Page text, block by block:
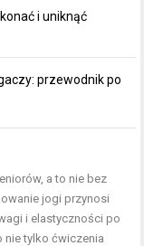
i uniknąć
przewodnik po
a to nie bez
jogi przynosi
i elastyczności po
tylko ćwiczenia